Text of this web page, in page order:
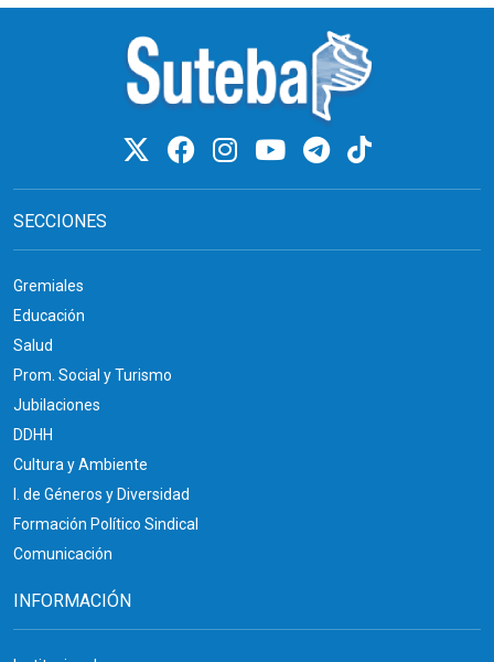
SECCIONES
Gremiales
Educación
Salud
Prom. Social y Turismo
Jubilaciones
DDHH
Cultura y Ambiente
I. de Géneros y Diversidad
Formación Político Sindical
Comunicación
INFORMACIÓN